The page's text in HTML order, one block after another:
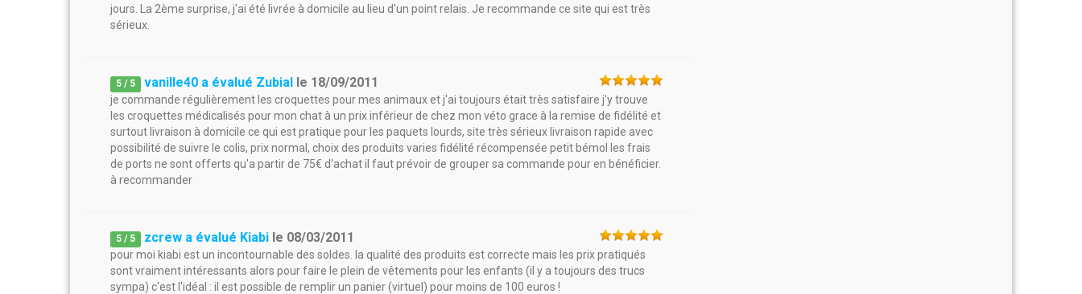
jours. La 2ème surprise, j'ai été livrée à domicile au lieu d'un point relais. Je recommande ce site qui est très
sérieux.
5 / 5 vanille40 a évalué Zubial le 18/09/2011
je commande régulièrement les croquettes pour mes animaux et j'ai toujours était très satisfaire j'y trouve
les croquettes médicalisés pour mon chat à un prix inférieur de chez mon véto grace à la remise de fidélité et
surtout livraison à domicile ce qui est pratique pour les paquets lourds, site très sérieux livraison rapide avec
possibilité de suivre le colis, prix normal, choix des produits varies fidélité récompensée petit bémol les frais
de ports ne sont offerts qu'a partir de 75€ d'achat il faut prévoir de grouper sa commande pour en bénéficier.
à recommander
5 / 5 zcrew a évalué Kiabi le 08/03/2011
pour moi kiabi est un incontournable des soldes. la qualité des produits est correcte mais les prix pratiqués
sont vraiment intéressants alors pour faire le plein de vêtements pour les enfants (il y a toujours des trucs
sympa) c'est l'idéal : il est possible de remplir un panier (virtuel) pour moins de 100 euros !